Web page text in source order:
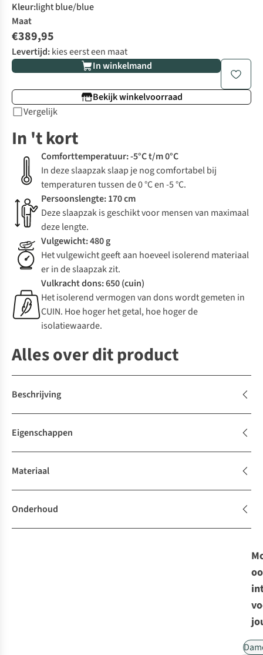
Kleur:light blue/blue
Maat
€389,95
Levertijd:kies eerst een maat
In winkelmand
Bekijk winkelvoorraad
Vergelijk
In 't kort
Comforttemperatuur: -5°C t/m 0°C
In deze slaapzak slaap je nog comfortabel bij
temperaturen tussen de 0 °C en -5 °C.
Persoonslengte: 170 cm
Deze slaapzak is geschikt voor mensen van maximaal
deze lengte.
Vulgewicht: 480 g
Het vulgewicht geeft aan hoeveel isolerend materiaal
er in de slaapzak zit.
Vulkracht dons: 650 (cuin)
Het isolerend vermogen van dons wordt gemeten in
CUIN. Hoe hoger het getal, hoe hoger de
isolatiewaarde.
Alles over dit product
Beschrijving
Eigenschappen
Materiaal
Onderhoud